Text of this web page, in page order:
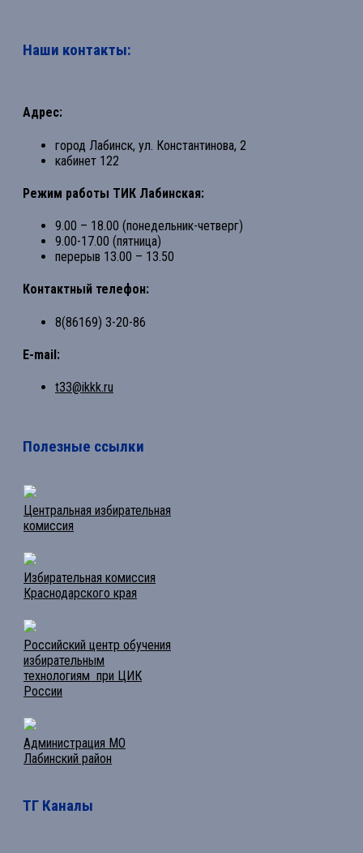
Наши контакты:
Адрес:
город Лабинск, ул. Константинова, 2
кабинет 122
Режим работы ТИК Лабинская:
9.00 – 18.00 (понедельник-четверг)
9.00-17.00 (пятница)
перерыв 13.00 – 13.50
Контактный телефон:
8(86169) 3-20-86
E-mail:
t33@ikkk.ru
Полезные ссылки
Центральная избирательная
комиссия
Избирательная комиссия
Краснодарского края
Российский центр обучения
избирательным
технологиям при ЦИК
России
Администрация МО
Лабинский район
ТГ Каналы